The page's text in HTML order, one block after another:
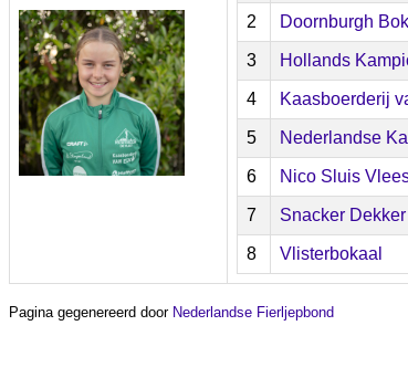
2 Doornburgh
3 Hollands
4 Kaasboerderij
5 Nederlandse
6 Nico Sluis
7 Snacker Dekker
8 Vlisterbokaal
Pagina gegenereerd door Nederlandse Fierljepbond